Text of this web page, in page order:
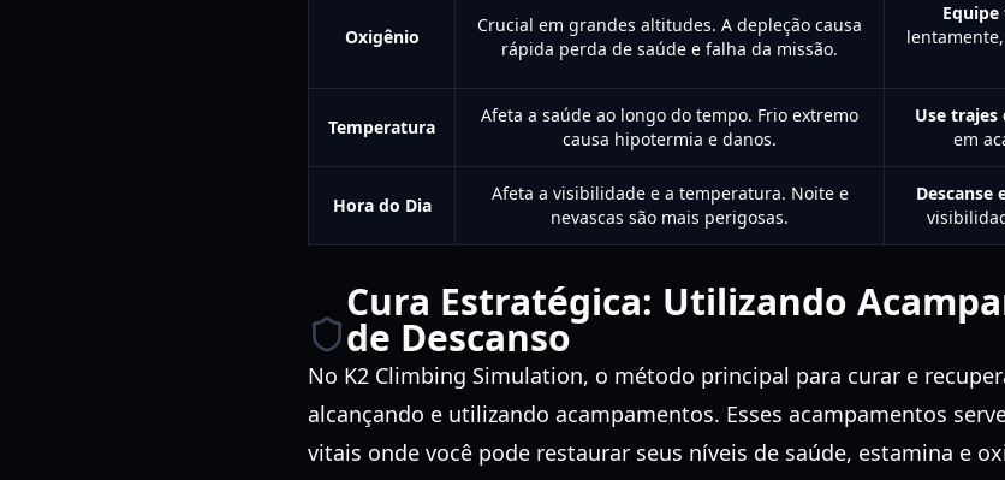
Oxigênio
Crucial em grandes altitudes. A depleção causa
rápida perda de saúde e falha da missão.
Temperatura
Afeta a saúde ao longo do tempo. Frio extremo
causa hipotermia e danos.
Use trajes
em
Hora do Dia
Afeta a visibilidade e a temperatura. Noite e
nevascas são mais perigosas.
Descanse
Cura Estratégica: Utilizando
de Descanso
No K2 Climbing Simulation, o método principal para curar e
alcançando e utilizando acampamentos. Esses acampamentos
vitais onde você pode restaurar seus níveis de saúde, estamina e